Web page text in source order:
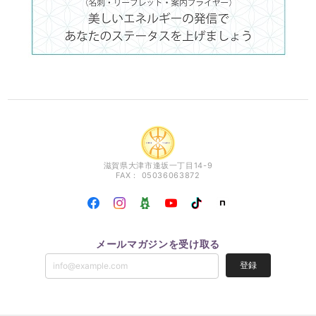
滋賀県大津市逢坂一丁目14-9
FAX： 05036063872
メールマガジンを受け取る
登録